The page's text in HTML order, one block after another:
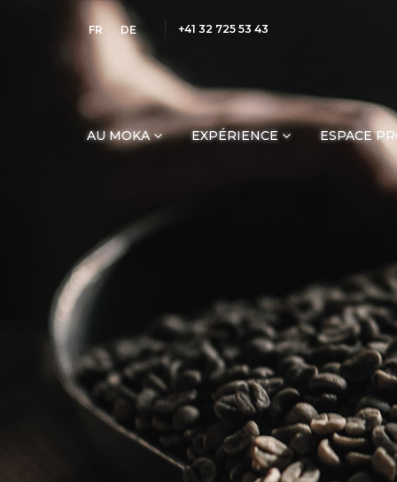
FR DE +41 32 725 53 43
AU MOKA EXPÉRIENCE ESPACE